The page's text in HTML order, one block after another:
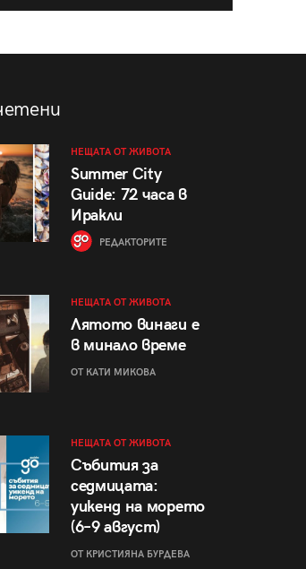
НЕЩАТА ОТ ЖИВОТА
Summer City
Guide: 72 часа в
Иракли
РЕДАКТОРИТЕ
НЕЩАТА ОТ ЖИВОТА
Лятото винаги е
в минало време
ОТ КАТИ МИКОВА
НЕЩАТА ОТ ЖИВОТА
Събития за
седмицата:
уикенд на морето
(6–9 август)
ОТ КРИСТИЯНА БУРДЕВА